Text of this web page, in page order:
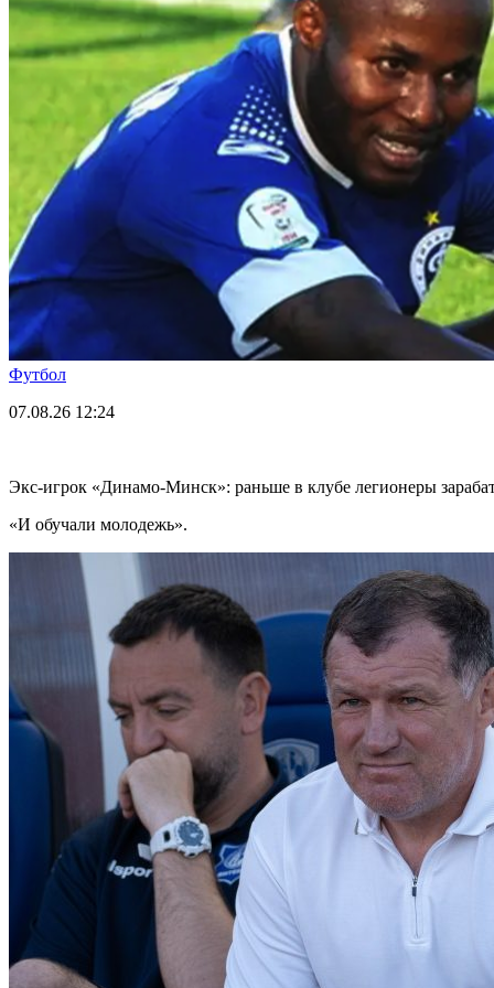
Футбол
07.08.26 12:24
Экс-игрок «Динамо-Минск»: раньше в клубе легионеры
«И обучали молодежь».